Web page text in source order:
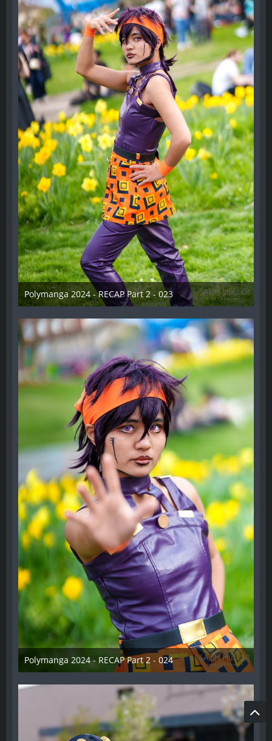
Polymanga 2024 - RECAP Part 2 - 023
29. April 2024
Polymanga 2024 - RECAP Part 2 - 024
29. April 2024